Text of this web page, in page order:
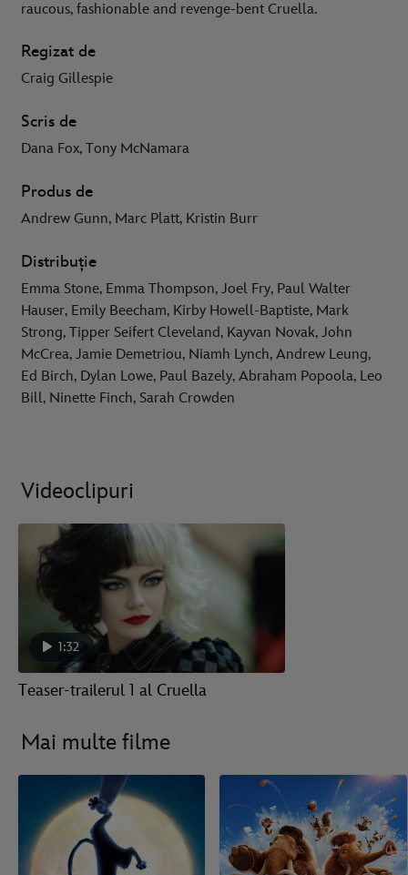
raucous, fashionable and revenge-bent Cruella.
Regizat de
Craig Gillespie
Scris de
Dana Fox, Tony McNamara
Produs de
Andrew Gunn, Marc Platt, Kristin Burr
Distribuție
Emma Stone, Emma Thompson, Joel Fry, Paul Walter
Hauser, Emily Beecham, Kirby Howell-Baptiste, Mark
Strong, Tipper Seifert Cleveland, Kayvan Novak, John
McCrea, Jamie Demetriou, Niamh Lynch, Andrew Leung,
Ed Birch, Dylan Lowe, Paul Bazely, Abraham Popoola, Leo
Bill, Ninette Finch, Sarah Crowden
Videoclipuri
1:32
Teaser-trailerul 1 al Cruella
Mai multe filme